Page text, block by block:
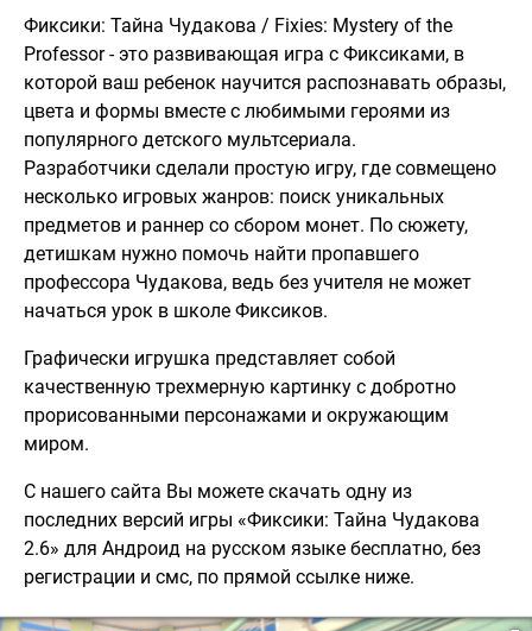
Фиксики: Тайна Чудакова / Fixies: Mystery of the
Professor - это развивающая игра с Фиксиками, в
которой ваш ребенок научится распознавать образы,
цвета и формы вместе с любимыми героями из
популярного детского мультсериала.
Разработчики сделали простую игру, где совмещено
несколько игровых жанров: поиск уникальных
предметов и раннер со сбором монет. По сюжету,
детишкам нужно помочь найти пропавшего
профессора Чудакова, ведь без учителя не может
начаться урок в школе Фиксиков.
Графически игрушка представляет собой
качественную трехмерную картинку с добротно
прорисованными персонажами и окружающим
миром.
С нашего сайта Вы можете скачать одну из
последних версий игры «Фиксики: Тайна Чудакова
2.6» для Андроид на русском языке бесплатно, без
регистрации и смс, по прямой ссылке ниже.